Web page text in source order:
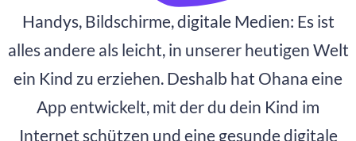
Handys, Bildschirme, digitale Medien: Es ist
alles andere als leicht, in unserer heutigen Welt
ein Kind zu erziehen. Deshalb hat Ohana eine
App entwickelt, mit der du dein Kind im
Internet schützen und eine gesunde digitale